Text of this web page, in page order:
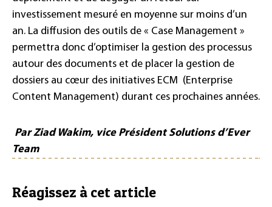
investissement mesuré en moyenne sur moins d’un
an. La diffusion des outils de « Case Management »
permettra donc d’optimiser la gestion des processus
autour des documents et de placer la gestion de
dossiers au cœur des initiatives ECM (Enterprise
Content Management) durant ces prochaines années.
Par Ziad Wakim, vice Président Solutions d’Ever
Team
Réagissez à cet article